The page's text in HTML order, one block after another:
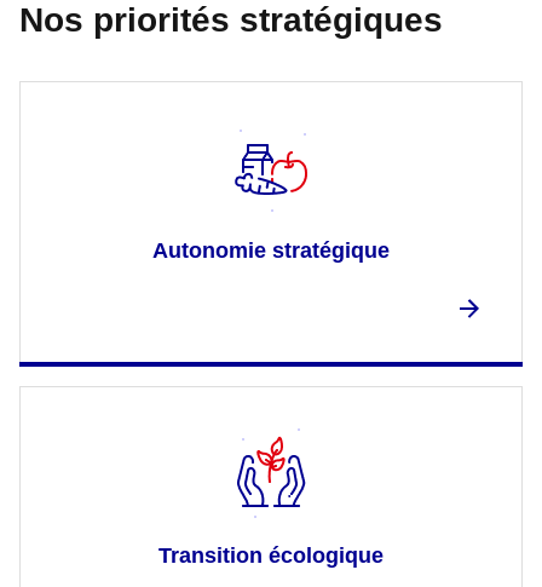
Nos priorités stratégiques
Autonomie stratégique
Transition écologique